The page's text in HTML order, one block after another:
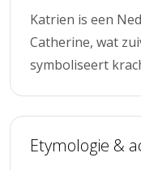
Katrien is een
Catherine, wat
symboliseert
Etymologie &